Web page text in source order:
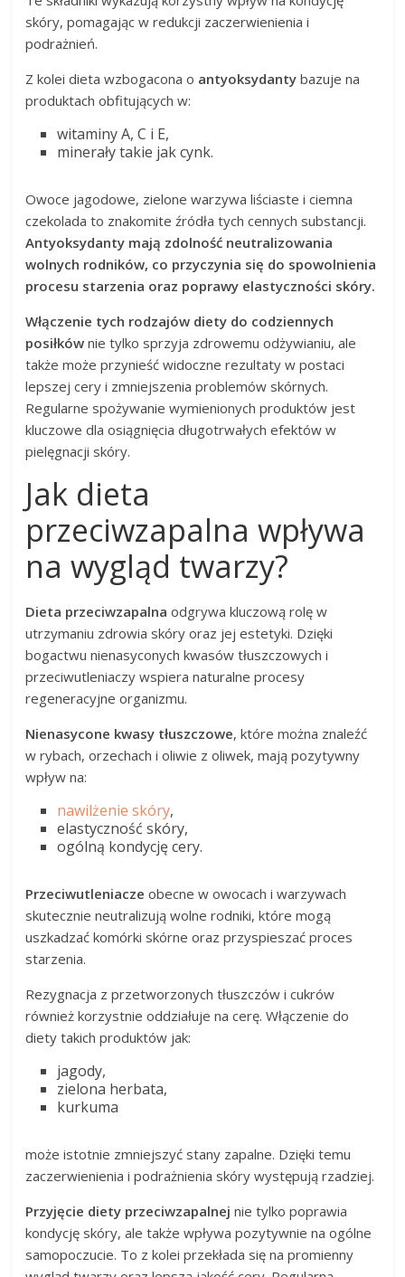
skóry, pomagając w redukcji zaczerwienienia i
podrażnień.
Z kolei dieta wzbogacona o antyoksydanty bazuje na
produktach obfitujących w:
witaminy A, C i E,
minerały takie jak cynk.
Owoce jagodowe, zielone warzywa liściaste i ciemna
czekolada to znakomite źródła tych cennych substancji.
Antyoksydanty mają zdolność neutralizowania
wolnych rodników, co przyczynia się do spowolnienia
procesu starzenia oraz poprawy elastyczności skóry.
Włączenie tych rodzajów diety do codziennych
posiłków nie tylko sprzyja zdrowemu odżywianiu, ale
także może przynieść widoczne rezultaty w postaci
lepszej cery i zmniejszenia problemów skórnych.
Regularne spożywanie wymienionych produktów jest
kluczowe dla osiągnięcia długotrwałych efektów w
pielęgnacji skóry.
Jak dieta
przeciwzapalna wpływa
na wygląd twarzy?
Dieta przeciwzapalna odgrywa kluczową rolę w
utrzymaniu zdrowia skóry oraz jej estetyki. Dzięki
bogactwu nienasyconych kwasów tłuszczowych i
przeciwutleniaczy wspiera naturalne procesy
regeneracyjne organizmu.
Nienasycone kwasy tłuszczowe, które można znaleźć
w rybach, orzechach i oliwie z oliwek, mają pozytywny
wpływ na:
nawilżenie skóry,
elastyczność skóry,
ogólną kondycję cery.
Przeciwutleniacze obecne w owocach i warzywach
skutecznie neutralizują wolne rodniki, które mogą
uszkadzać komórki skórne oraz przyspieszać proces
starzenia.
Rezygnacja z przetworzonych tłuszczów i cukrów
również korzystnie oddziałuje na cerę. Włączenie do
diety takich produktów jak:
jagody,
zielona herbata,
kurkuma
może istotnie zmniejszyć stany zapalne. Dzięki temu
zaczerwienienia i podrażnienia skóry występują rzadziej.
Przyjęcie diety przeciwzapalnej nie tylko poprawia
kondycję skóry, ale także wpływa pozytywnie na ogólne
samopoczucie. To z kolei przekłada się na promienny